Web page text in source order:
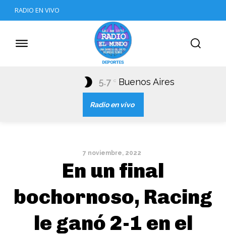
RADIO EN VIVO
5.7 C Buenos Aires
Radio en vivo
7 noviembre, 2022
En un final
bochornoso, Racing
le ganó 2-1 en el